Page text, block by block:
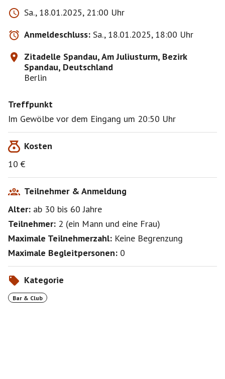
Sa., 18.01.2025, 21:00 Uhr
Anmeldeschluss: Sa., 18.01.2025, 18:00 Uhr
Zitadelle Spandau, Am Juliusturm, Bezirk
Spandau, Deutschland
Berlin
Treffpunkt
Im Gewölbe vor dem Eingang um 20:50 Uhr
Kosten
10 €
Teilnehmer & Anmeldung
Alter: ab 30 bis 60Jahre
Teilnehmer: 2 (ein Mann und eine Frau)
Maximale Teilnehmerzahl: Keine Begrenzung
Maximale Begleitpersonen: 0
Kategorie
Bar & Club